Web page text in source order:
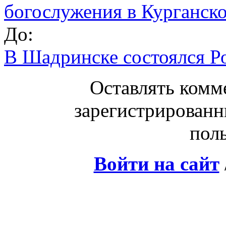
богослужения в
До:
В Шадринске состоялся
Оставлять
Войти на сайт